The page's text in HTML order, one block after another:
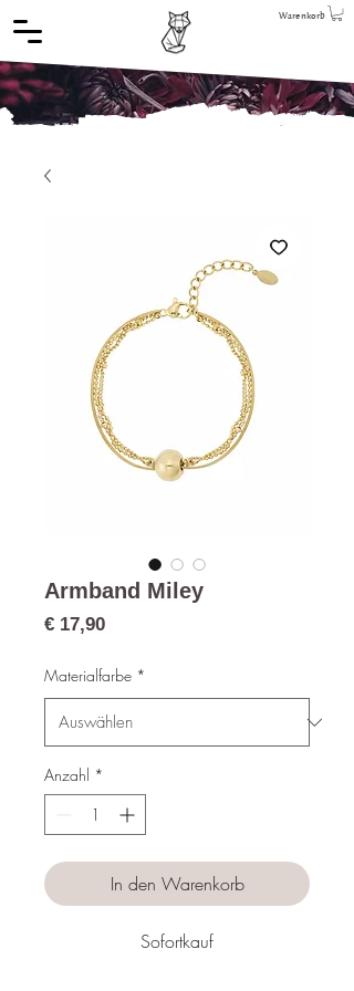
Warenkorb
Armband Miley
€ 17,90Preis
Materialfarbe *
Anzahl *
In den Warenkorb
Sofortkauf